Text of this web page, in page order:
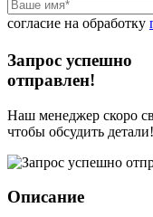
согласие на обработку
Запрос успешно
отправлен!
Наш менеджер скоро
чтобы обсудить детали!
Описание